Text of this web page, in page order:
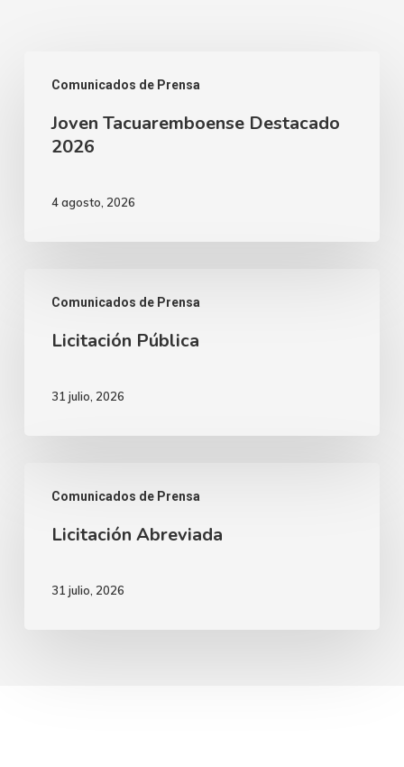
Comunicados de Prensa
Tacuaremboense
Destacado
2026
Joven Tacuaremboense Destacado
2026
4 agosto, 2026
Comunicados de Prensa
Pública
Licitación Pública
31 julio, 2026
Comunicados de Prensa
Abreviada
Licitación Abreviada
31 julio, 2026